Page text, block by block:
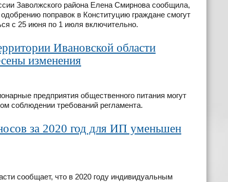
Заволжского района Елена Смирнова сообщила,
поправок в Конституцию граждане смогут
с 25 июня по 1 июля включительно.
Ивановской области
изменения
предприятия общественного питания могут
соблюдении требований регламента.
за 2020 год для ИП уменьшен
сообщает, что в 2020 году индивидуальным